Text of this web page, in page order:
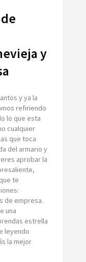
y
y ya la
refiriendo
lo que esta
cualquier
que toca
del armario y
aprobar la
te
de empresa.
una
estrella
leyendo
la mejor